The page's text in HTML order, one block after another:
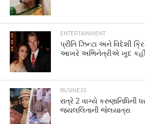
ENTERTAINMENT
પ્રીતિ ઝિન્ટા અને વિદેશી
આખરે અભિનેત્રીએ ખુદ કહી
BUSINESS
રાત્રે 2 વાગ્યે કરુણાનિધિની
જયલલિતાની જેલયાત્રા